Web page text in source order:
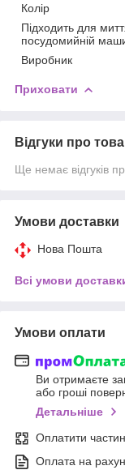
Колір
Підходить для
посудомийній
Виробник
Приховати
Відгуки про
Ще немає відгуків
Умови доставки
Нова Пошта
Всі умови
Умови оплати
Ви отримаєте
або гроші
Детальніше
Оплатити
Оплата на